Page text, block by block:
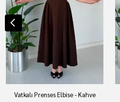
Vatkalı Prenses Elbise - Kahve